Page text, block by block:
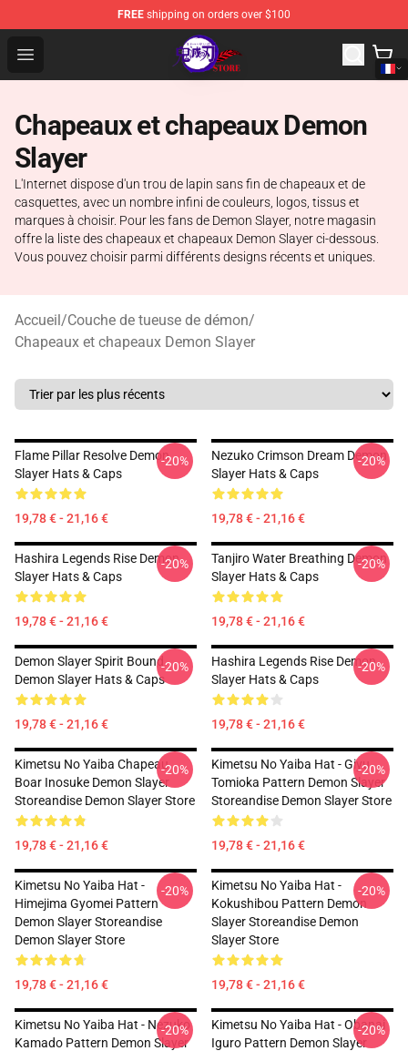
FREE shipping on orders over $100
Open menu
Kimetsu no Yaiba Store - Official Kimetsu no Yaiba
Chapeaux et chapeaux Demon
Slayer
L'Internet dispose d'un trou de lapin sans fin de chapeaux et de
casquettes, avec un nombre infini de couleurs, logos, tissus et
marques à choisir. Pour les fans de Demon Slayer, notre magasin
offre la liste des chapeaux et chapeaux Demon Slayer ci-dessous.
Vous pouvez choisir parmi différents designs récents et uniques.
Accueil/Couche de tueuse de démon/
Chapeaux et chapeaux Demon Slayer
Flame Pillar Resolve Demon
Slayer Hats & Caps
19,78 € - 21,16 €
-20%
Nezuko Crimson Dream Demon
Slayer Hats & Caps
19,78 € - 21,16 €
-20%
Hashira Legends Rise Demon
Slayer Hats & Caps
19,78 € - 21,16 €
-20%
Tanjiro Water Breathing Demon
Slayer Hats & Caps
19,78 € - 21,16 €
-20%
Demon Slayer Spirit Bound
Demon Slayer Hats & Caps
19,78 € - 21,16 €
-20%
Hashira Legends Rise Demon
Slayer Hats & Caps
19,78 € - 21,16 €
-20%
Kimetsu No Yaiba Chapeau...
Boar Inosuke Demon Slayer
Storeandise Demon Slayer Store
19,78 € - 21,16 €
-20%
Kimetsu No Yaiba Hat - Giyu
Tomioka Pattern Demon Slayer
Storeandise Demon Slayer Store
19,78 € - 21,16 €
-20%
Kimetsu No Yaiba Hat -
Himejima Gyomei Pattern
Demon Slayer Storeandise
Demon Slayer Store
19,78 € - 21,16 €
-20%
Kimetsu No Yaiba Hat -
Kokushibou Pattern Demon
Slayer Storeandise Demon
Slayer Store
19,78 € - 21,16 €
-20%
Kimetsu No Yaiba Hat - Nezuko
Kamado Pattern Demon Slayer
-20%
Kimetsu No Yaiba Hat - Obanai
Iguro Pattern Demon Slayer
-20%